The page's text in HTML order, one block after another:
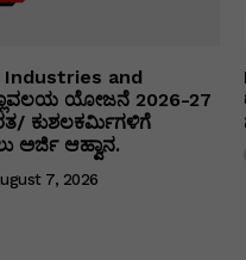
and
ಯೋಜನೆ 2026-27
ಕುಶಲಕರ್ಮಿಗಳಿಗೆ
ಅರ್ಜಿ ಆಹ್ವಾನ.
7, 2026